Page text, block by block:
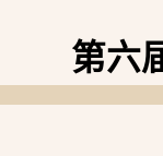
第六